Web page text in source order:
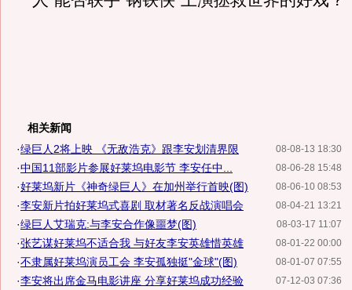
相关新闻
08-08-13 18:30
·绿巨人2将上映 《无敌浩克》跟李安划清界限
08-06-28 15:48
·中国11部影片参展好莱坞电影节 李安任中...
08-06-10 08:53
·好莱坞新片《神奇绿巨人》在加州举行首映(图)
08-04-21 13:21
·李安新片拍好莱坞式喜剧 取材著名反战演唱会
08-03-17 11:07
·绿巨人艾瑞克:与李安合作像噩梦(图)
08-01-22 00:00
·张艺谋好莱坞不适合我 与好友李安英雄惜英雄
08-01-07 07:55
·不隶属好莱坞演员工会 李安孤独挺"金球"(图)
07-12-03 07:36
·李安将出席金马电影讲座 分享好莱坞成功经验